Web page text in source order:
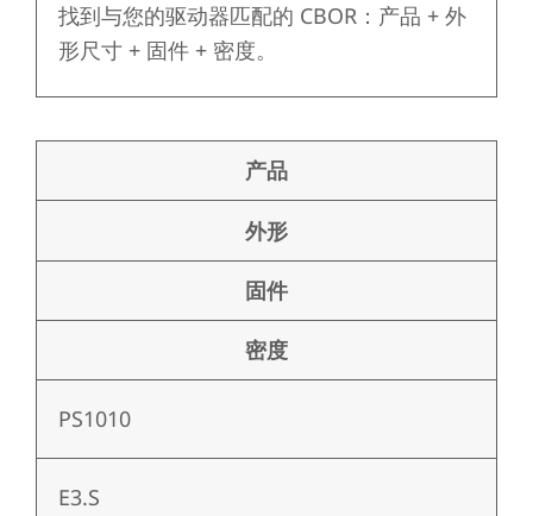
找到与您的驱动器匹配的 CBOR：产品 + 外
形尺寸 + 固件 + 密度。
产品
外形
固件
密度
PS1010
E3.S